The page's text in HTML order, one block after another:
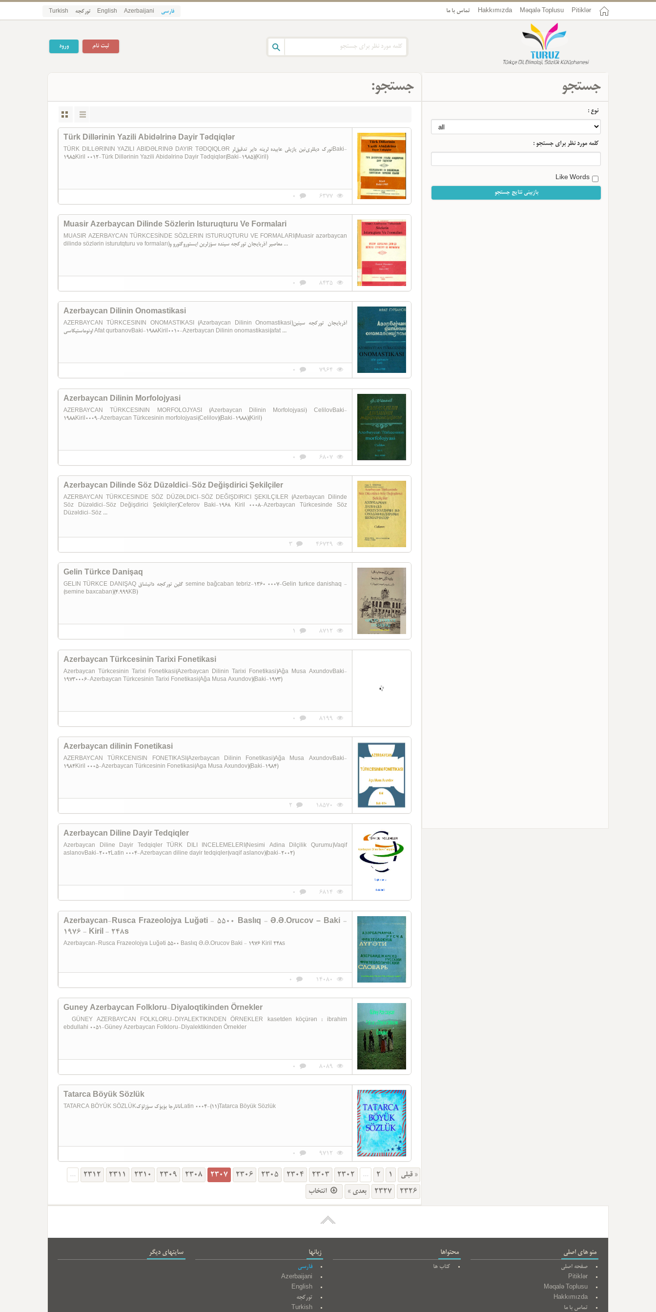
Pitiklər
Məqalə Toplusu
Hakkımızda تماس با ما فارسی Azerbaijani
English تورکجه Turkish
ورود ثبت نام
جستجو:
Türk Dillərinin Yazili Abidəlrinə Dayir Tədqiqlər
TÜRK DILLƏRININ YAZILI ABIDƏLRINƏ DAYIR TƏDQIQLƏR تورک دیللری‌نین یازیلی عابیده لرینه دایر تدقیق‌لرBaki-
1985Kiril 0012-Türk Dillərinin Yazili Abidəlrinə Dayir Tədqiqlər(Baki-1985)(Kiril)
6377
0
Muasir Azerbaycan Dilinde Sözlerin Isturuqturu Ve Formalari
MUASIR AZERBAYCAN TÜRKCESİNDE SÖZLERIN ISTURUQTURU VE FORMALARI(Muasir azərbaycan
dilində sözlərin isturutqturu və formaları)معاصیر آذربایجان تورکجه سینده سؤزلرین ایستوروگتورو و ...
8435
0
Azerbaycan Dilinin Onomastikasi
AZERBAYCAN TÜRKCESININ ONOMASTIKASI (Azərbaycan Dilinin Onomastikasi)آذربایجان تورکجه سینین
اونوماستیکاسی Afat qurbanovBaki-1988Kiril0010-Azerbaycan Dilinin onomastikasi(afat ...
7964
0
Azerbaycan Dilinin Morfolojyasi
AZERBAYCAN TÜRKCESININ MORFOLOJYASI (Azerbaycan Dilinin Morfolojyasi) CelilovBaki-
1988Kiril0009-Azerbaycan Türkcesinin morfolojyasi(Celilov)(Baki-1988)(Kiril)
6807
0
Azerbaycan Dilinde Söz Düzəldici-Söz Değişdirici Şekilçiler
AZERBAYCAN TÜRKCESINDE SÖZ DÜZƏLDICI-SÖZ DEĞIŞDIRICI ŞEKILÇILER (Azerbaycan Dilinde
Söz Düzəldici-Söz Değişdirici Şekilçiler)Ceferov Baki-1968 Kiril 0008-Azerbaycan Türkcesinde Söz
Düzəldici-Söz ...
46729
3
Gelin Türkce Danişaq
GELIN TÜRKCE DANIŞAQ گلین تورکجه دانیشاق semine bağcaban tebriz-1360 0007-Gelin turkce danishaq -
(semine baxcaban)(4.999KB)
8712
1
Azerbaycan Türkcesinin Tarixi Fonetikasi
Azerbaycan Türkcesinin Tarixi Fonetikasi(Azerbaycan Dilinin Tarixi Fonetikasi)Ağa Musa AxundovBaki-
19730006-Azerbaycan Türkcesinin Tarixi Fonetikasi(Ağa Musa Axundov)(Baki-1973)
8199
0
Azerbaycan dilinin Fonetikasi
AZERBAYCAN TÜRKCENISIN FONETIKASI(Azerbaycan Dilinin Fonetikasi)Ağa Musa AxundovBaki-
1984Kiril 0005-Azerbaycan Türkcesinin Fonetikasi(Aga Musa Axundov)(Baki-1984)
18570
2
Azerbaycan Diline Dayir Tedqiqler
Azerbaycan Diline Dayir Tedqiqler TÜRK DILI INCELEMELERI(Nesimi Adina Dilçilik Qurumu)Vaqif
aslanovBaki-2002Latin 0004-Azerbaycan diline dayir tedqiqler(vaqif aslanov)(baki-2002)
6814
0
Azerbaycan-Rusca Frazeolojya Luğəti - 5500 Baslıq - Ə.Ə.Orucov – Baki -
1976 - Kiril - 248s
Azerbaycan-Rusca Frazeolojya Luğəti 5500 Baslıq Ə.Ə.Orucov Baki - 1976 Kiril 248s
14080
0
Guney Azerbaycan Folkloru-Diyaloqtikinden Örnekler
GÜNEY AZERBAYCAN FOLKLORU-DIYALEKTIKINDEN ÖRNEKLER kasetden köçürən : ibrahim
ebdullahi 0051-Güney Azerbaycan Folkloru-Diyalektikinden Örnekler
8089
0
Tatarca Böyük Sözlük
TATARCA BÖYÜK SÖZLÜKتاتارجا بؤیؤک سؤزلؤکLatin 0004-(11)Tatarca Böyük Sözlük
9712
0
« قبلی 1
2
...
2302
2303
2304
2305
2306
2307
2308
2309
2310
2311
2312
...
2326
2327 بعدی » انتخاب
جستجو
نوع :
کلمه مورد نظر برای جستجو :
Like Words
سایتهای دیگر زبانها
فارسی
Azerbaijani
English
تورکجه
Turkish
محتواها
کتاب ها
منو های اصلی
صفحه اصلی
Pitiklər
Məqalə Toplusu
Hakkımızda
تماس با ما